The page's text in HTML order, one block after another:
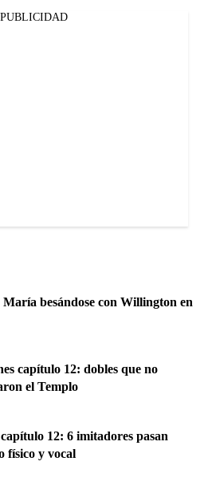
PUBLICIDAD
besándose con Willington en
capítulo 12: dobles que no
el Templo
12: 6 imitadores pasan
físico y vocal